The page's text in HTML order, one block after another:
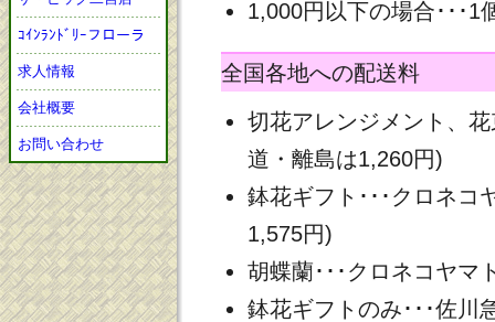
ｺｲﾝﾗﾝﾄﾞﾘｰフローラ
求人情報
会社概要
お問い合わせ
1,000円以下の場合･･･1
全国各地への配送料
切花アレンジメント、
道・離島は1,260円)
鉢花ギフト･･･クロネコ
1,575円)
胡蝶蘭･･･クロネコヤマ
鉢花ギフトのみ･･･佐川